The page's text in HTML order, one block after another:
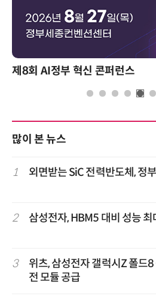
부 혁신 콘퍼런스
많이 본 뉴스
1 외면받는 SiC 전력반도체, 정
2 삼성전자, HBM5 대비 성능
3
위츠, 삼성전자 갤럭시Z 폴드
전 모듈 공급